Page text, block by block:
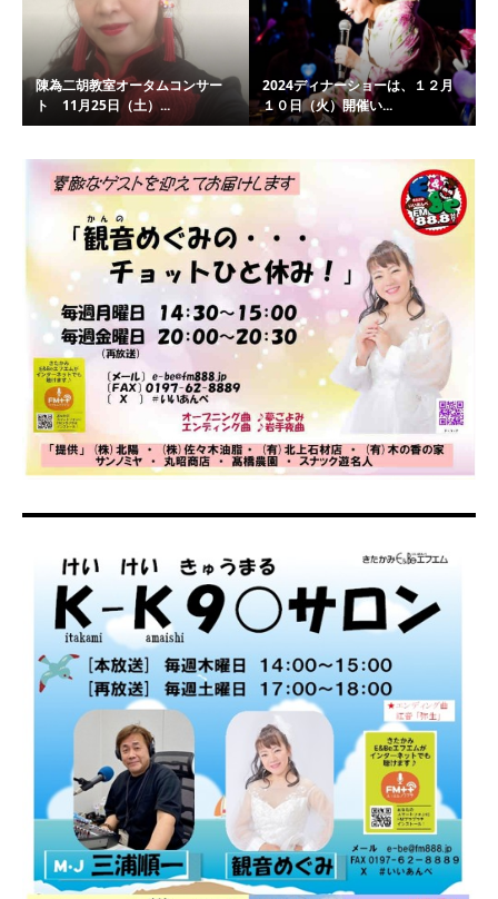
陳為二胡教室オータムコンサー
ト 11月25日（土）...
2024ディナーショーは、１２月
１０日（火）開催い...